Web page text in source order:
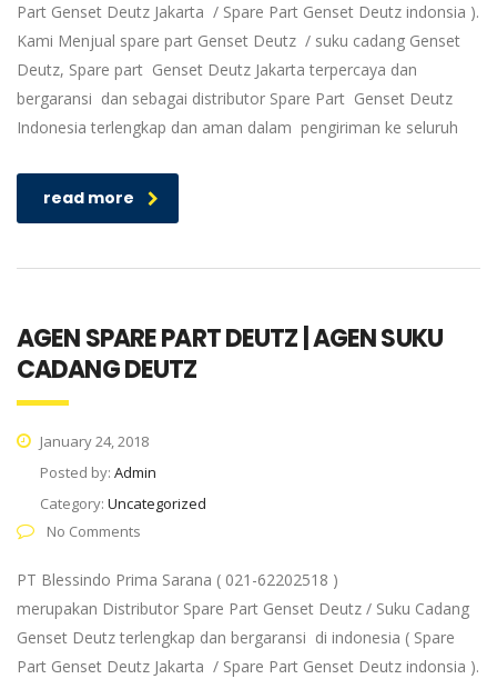
Part Genset Deutz Jakarta / Spare Part Genset Deutz indonsia ).
Kami Menjual spare part Genset Deutz / suku cadang Genset
Deutz, Spare part Genset Deutz Jakarta terpercaya dan
bergaransi dan sebagai distributor Spare Part Genset Deutz
Indonesia terlengkap dan aman dalam pengiriman ke seluruh
read more
AGEN SPARE PART DEUTZ | AGEN SUKU
CADANG DEUTZ
January 24, 2018
Posted by: Admin
Category: Uncategorized
No Comments
PT Blessindo Prima Sarana ( 021-62202518 )
merupakan Distributor Spare Part Genset Deutz / Suku Cadang
Genset Deutz terlengkap dan bergaransi di indonesia ( Spare
Part Genset Deutz Jakarta / Spare Part Genset Deutz indonsia ).